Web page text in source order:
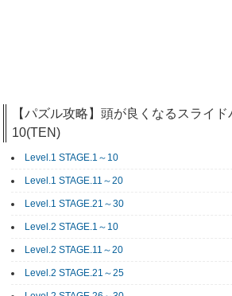
【パズル攻略】頭が良くなるスライ
10(TEN)
Level.1 STAGE.1～10
Level.1 STAGE.11～20
Level.1 STAGE.21～30
Level.2 STAGE.1～10
Level.2 STAGE.11～20
Level.2 STAGE.21～25